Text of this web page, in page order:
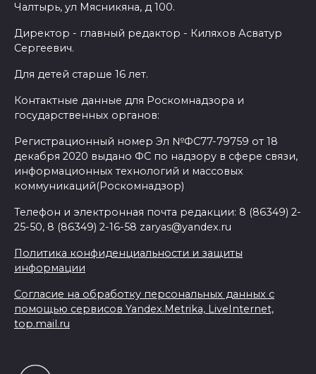
Чалтырь, ул Мясникяна, д 100.
Директор - главный редактор - Киляхов Асватур
Сергеевич.
Для детей старше 16 лет.
Контактные данные для Роскомнадзора и
государственных органов:
Регистрационный номер Эл №ФС77-79759 от 18
декабря 2020 выдано ФС по надзору в сфере связи,
информационных технологий и массовых
коммуникаций(Роскомнадзор)
Телефон и электронная почта редакции: 8 (86349) 2-
25-50, 8 (86349) 2-16-58 zaryas@yandex.ru
Политика конфиденциальности и защиты
информации
Согласие на обработку персональных данных с
помощью сервисов Yandex.Metrika, LiveInternet,
top.mail.ru